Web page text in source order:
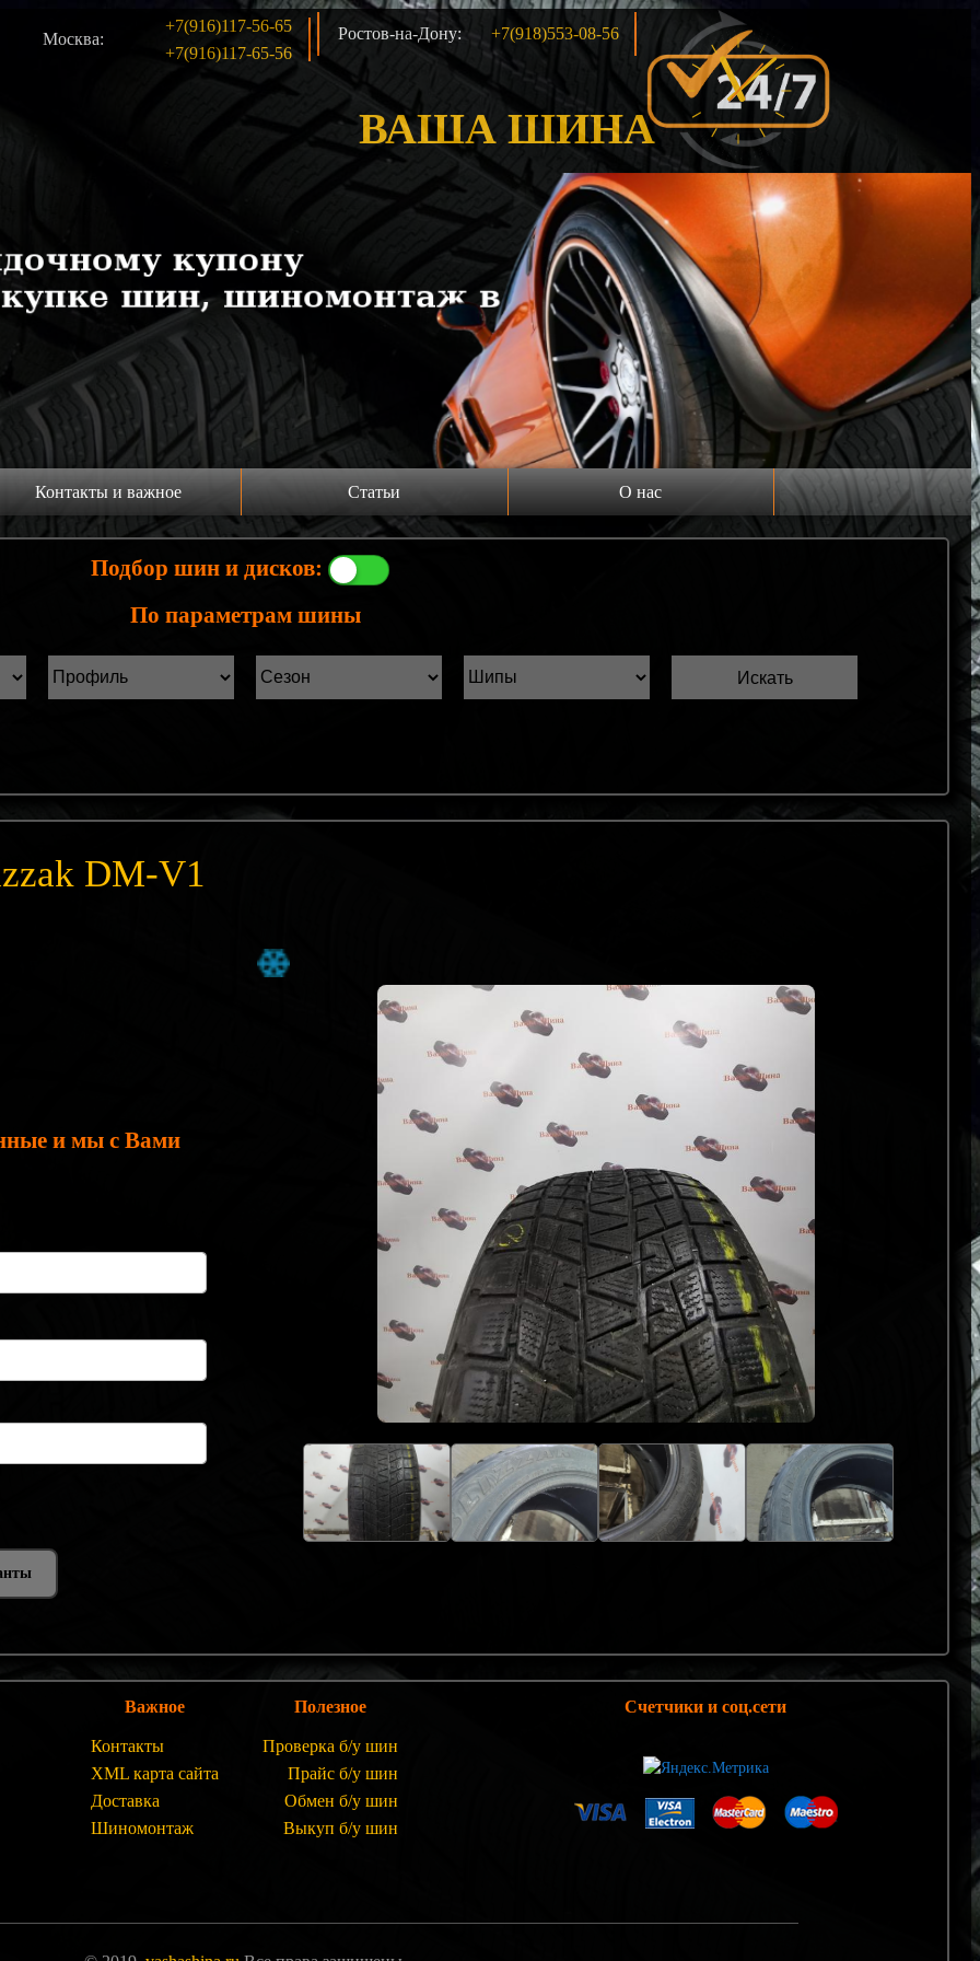
Москва:
+7(916)117-56-65
+7(916)117-65-56
Ростов-на-Дону: +7(918)553-08-56
ВАША ШИНА
Акция!!!
Контакты и важное
главную
Статьи
Производители шин
Статьи Лист1
Статьи Лист2
О нас
Выкуп шин Б/У
Подбор шин и дисков:
По параметрам шины
DM-V1
и мы с Вами
Важное
Контакты
XML карта сайта
Доставка
Шиномонтаж
Полезное
Проверка б/у шин
Прайс б/у шин
Обмен б/у шин
Выкуп б/у шин
Счетчики и соц.сети